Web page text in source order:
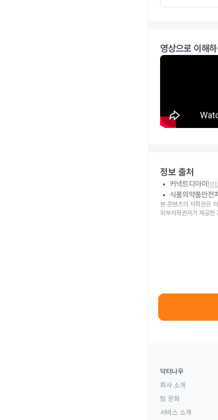
영상으로 이해
정보 출처
커넥트디아이
식품의약품안전
본 콘텐츠의 저작권은
외부저작권자가 제공한
닥터나우
회사 소개
팀 문화
서비스 소개